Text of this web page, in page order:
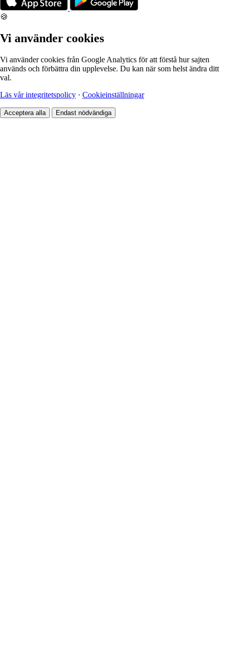
🍪
Vi använder cookies
Vi använder cookies från Google Analytics för att förstå hur sajten
används och förbättra din upplevelse. Du kan när som helst ändra ditt
val.
Läs vår integritetspolicy · Cookieinställningar
Acceptera alla Endast nödvändiga